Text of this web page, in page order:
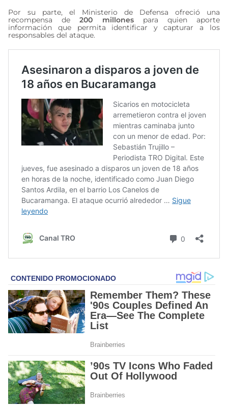
Por su parte, el Ministerio de Defensa ofreció una
recompensa de200 millonespara quien aporte
información que permita identificar y capturar a los
responsables del ataque.